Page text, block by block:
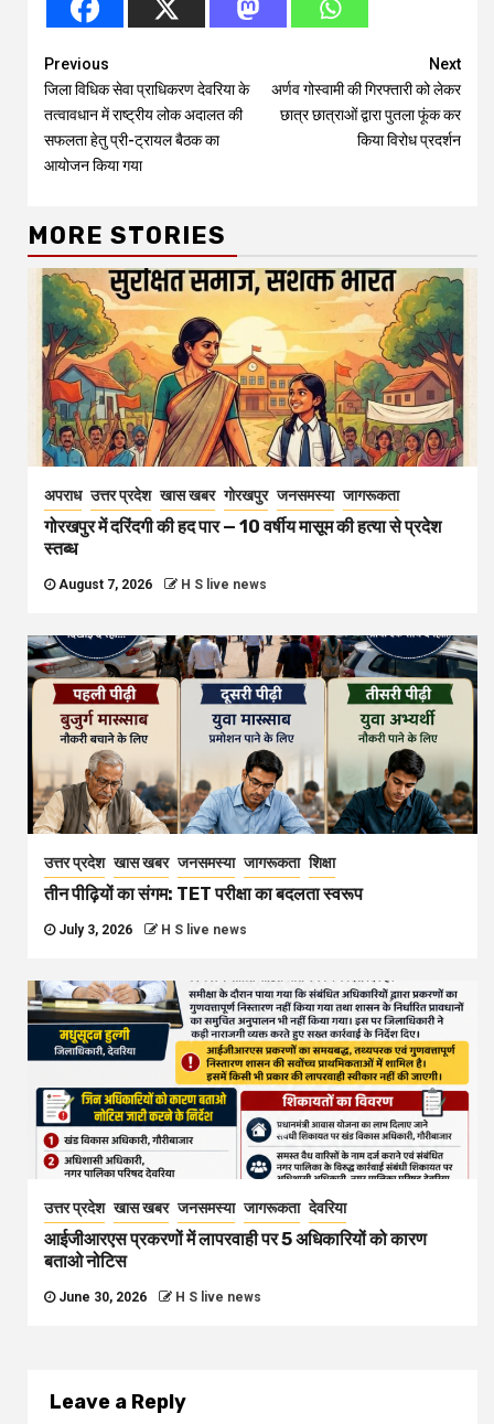
Continue
Reading
Previous
जिला विधिक सेवा प्राधिकरण देवरिया के
तत्वावधान में राष्ट्रीय लोक अदालत की
सफलता हेतु प्री-ट्रायल बैठक का
आयोजन किया गया
Next
अर्णव गोस्वामी की गिरफ्तारी को लेकर
छात्र छात्राओं द्वारा पुतला फूंक कर
किया विरोध प्रदर्शन
MORE STORIES
अपराध उत्तर प्रदेश खास खबर गोरखपुर जनसमस्या जागरूकता
गोरखपुर में दरिंदगी की हद पार — 10 वर्षीय मासूम की हत्या से प्रदेश
स्तब्ध
August 7, 2026 H S live news
उत्तर प्रदेश खास खबर जनसमस्या जागरूकता शिक्षा
तीन पीढ़ियों का संगम: TET परीक्षा का बदलता स्वरूप
July 3, 2026 H S live news
उत्तर प्रदेश खास खबर जनसमस्या जागरूकता देवरिया
आईजीआरएस प्रकरणों में लापरवाही पर 5 अधिकारियों को कारण
बताओ नोटिस
June 30, 2026 H S live news
Leave a Reply